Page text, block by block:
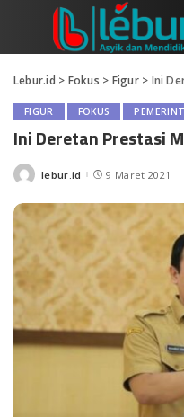
Lebur.id > Fokus > Figur> Ini
FIGUR FOKUS
Ini Deretan Prestasi
Posted
lebur.id 9 Maret 2021